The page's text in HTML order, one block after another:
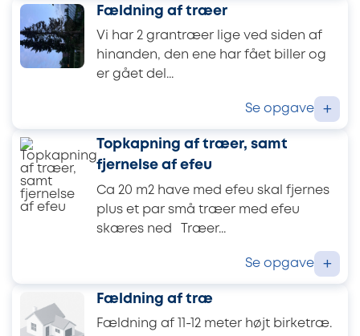
Fældning af træer
Vi har 2 grantræer lige ved siden af
hinanden, den ene har fået biller og
er gået del...
Se opgave +
Topkapning af træer, samt
fjernelse af efeu
Ca 20 m2 have med efeu skal fjernes
plus et par små træer med efeu
skæres ned Træer...
Se opgave +
Fældning af træ
Fældning af 11-12 meter højt birketræ.